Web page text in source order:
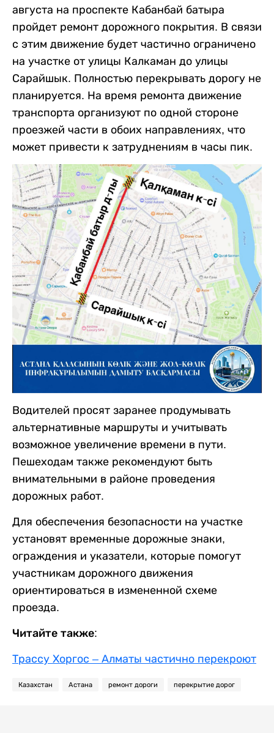
августа на проспекте Кабанбай батыра
пройдет ремонт дорожного покрытия. В связи
с этим движение будет частично ограничено
на участке от улицы Калкаман до улицы
Сарайшык. Полностью перекрывать дорогу не
планируется. На время ремонта движение
транспорта организуют по одной стороне
проезжей части в обоих направлениях, что
может привести к затруднениям в часы пик.
Водителей просят заранее продумывать
альтернативные маршруты и учитывать
возможное увеличение времени в пути.
Пешеходам также рекомендуют быть
внимательными в районе проведения
дорожных работ.
Для обеспечения безопасности на участке
установят временные дорожные знаки,
ограждения и указатели, которые помогут
участникам дорожного движения
ориентироваться в измененной схеме
проезда.
Читайте также:
Трассу Хоргос – Алматы частично перекроют
Казахстан Астана ремонт дороги перекрытие дорог